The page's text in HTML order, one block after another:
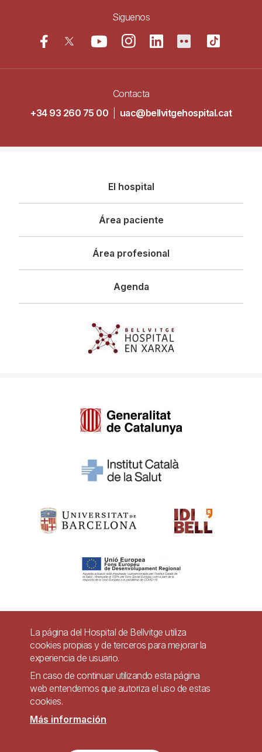
Siguenos
Contacta
+34 93 260 75 00
uac@bellvitgehospital.cat
principal
El hospital
Área paciente
Área profesional
Agenda
Pie
página
Contacto
Accesibilidad
Política de Privacidad de Sistemas de Videovigilancia
La página del Hospital de Bellvitge utiliza
cookies propias y de terceros para mejorar la
experiencia de usuario.
En caso de continuar utilizando esta página
web entendemos que autoriza el uso de estas
cookies.
Más información